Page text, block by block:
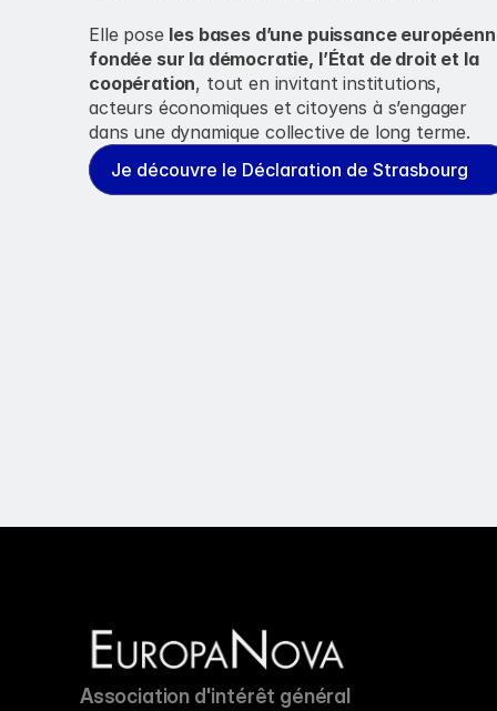
Elle pose les bases d’une puissance
fondée sur la démocratie, l’État de droit et la
coopération, tout en invitant institutions,
acteurs économiques et citoyens à s’engager
dans une dynamique collective de long terme.
Je découvre le Déclaration de Strasbourg
Association d'intérêt général